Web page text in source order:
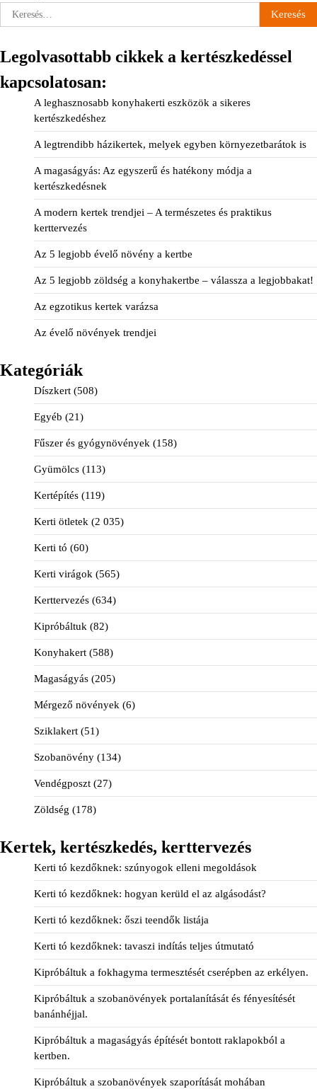
Keresés:
Legolvasottabb cikkek a kertészkedéssel
kapcsolatosan:
A leghasznosabb konyhakerti eszközök a sikeres
kertészkedéshez
A legtrendibb házikertek, melyek egyben környezetbarátok is
A magaságyás: Az egyszerű és hatékony módja a
kertészkedésnek
A modern kertek trendjei – A természetes és praktikus
kerttervezés
Az 5 legjobb évelő növény a kertbe
Az 5 legjobb zöldség a konyhakertbe – válassza a legjobbakat!
Az egzotikus kertek varázsa
Az évelő növények trendjei
Kategóriák
Díszkert (508)
Egyéb (21)
Fűszer és gyógynövények (158)
Gyümölcs (113)
Kertépítés (119)
Kerti ötletek (2 035)
Kerti tó (60)
Kerti virágok (565)
Kerttervezés (634)
Kipróbáltuk (82)
Konyhakert (588)
Magaságyás (205)
Mérgező növények (6)
Sziklakert (51)
Szobanövény (134)
Vendégposzt (27)
Zöldség (178)
Kertek, kertészkedés, kerttervezés
Kerti tó kezdőknek: szúnyogok elleni megoldások
Kerti tó kezdőknek: hogyan kerüld el az algásodást?
Kerti tó kezdőknek: őszi teendők listája
Kerti tó kezdőknek: tavaszi indítás teljes útmutató
Kipróbáltuk a fokhagyma termesztését cserépben az erkélyen.
Kipróbáltuk a szobanövények portalanítását és fényesítését
banánhéjjal.
Kipróbáltuk a magaságyás építését bontott raklapokból a
kertben.
Kipróbáltuk a szobanövények szaporítását mohában